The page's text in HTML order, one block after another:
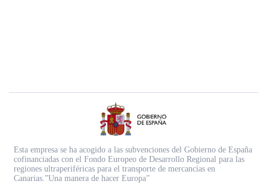
Esta empresa se ha acogido a las subvenciones del Gobierno de España
cofinanciadas con el Fondo Europeo de Desarrollo Regional para las
regiones ultraperiféricas para el transporte de mercancías en
Canarias.”Una manera de hacer Europa”